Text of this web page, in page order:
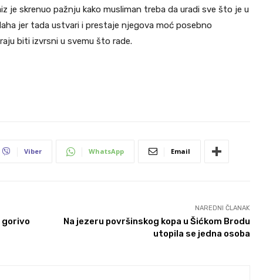
je skrenuo pažnju kako musliman treba da uradi sve što je u
jer tada ustvari i prestaje njegova moć posebno
biti izvrsni u svemu što rade.
Viber WhatsApp Email
gorivo
NAREDNI ČLANAK
Na jezeru površinskog kopa u Šićkom Brodu
utopila se jedna osoba